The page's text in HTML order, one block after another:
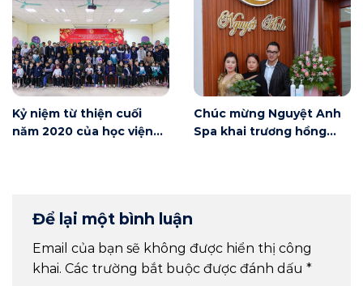
Kỷ niệm từ thiện cuối
năm 2020 của học viện
Chúc mừng Nguyệt Anh
Spa khai trương hồng
Để lại một bình luận
Email của bạn sẽ không được hiển thị công
khai. Các trường bắt buộc được đánh dấu *